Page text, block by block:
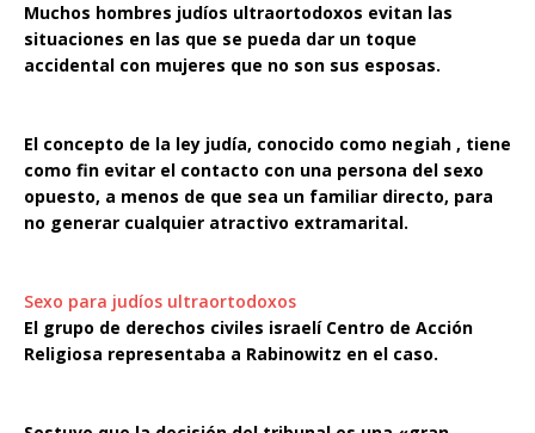
Muchos hombres judíos ultraortodoxos evitan las
situaciones en las que se pueda dar un toque
accidental con mujeres que no son sus esposas.
El concepto de la ley judía, conocido como negiah , tiene
como fin evitar el contacto con una persona del sexo
opuesto, a menos de que sea un familiar directo, para
no generar cualquier atractivo extramarital.
Sexo para judíos ultraortodoxos
El grupo de derechos civiles israelí Centro de Acción
Religiosa representaba a Rabinowitz en el caso.